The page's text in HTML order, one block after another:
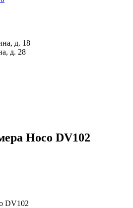
д. 18
д. 28
Hoco DV102
DV102